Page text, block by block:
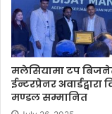
मलेसियामा टप
ईन्टरप्रेनर अवार्डद्वारा
मण्डल सम्मानित